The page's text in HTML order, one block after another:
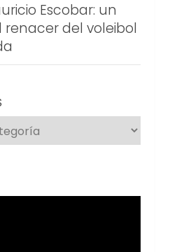
Escobar: un
del voleibol